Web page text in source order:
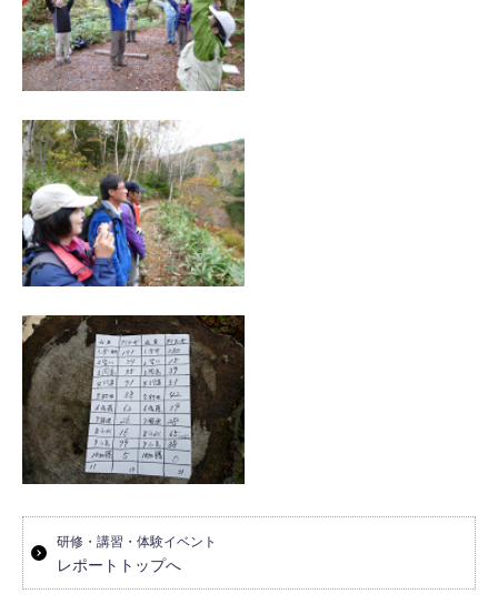
研修・講習・体験イベント
レポートトップへ